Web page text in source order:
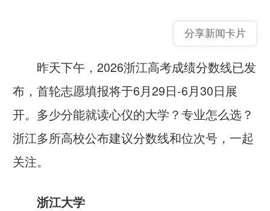
分享新闻卡片
昨天下午，2026浙江高考成绩分数线已发
布 ，首轮志愿填报将于6月29日-6月30日展
开。多少分能就读心仪的大学？专业怎么选？
浙江多所高校公布建议分数线和位次号，一起
关注。
浙江大学